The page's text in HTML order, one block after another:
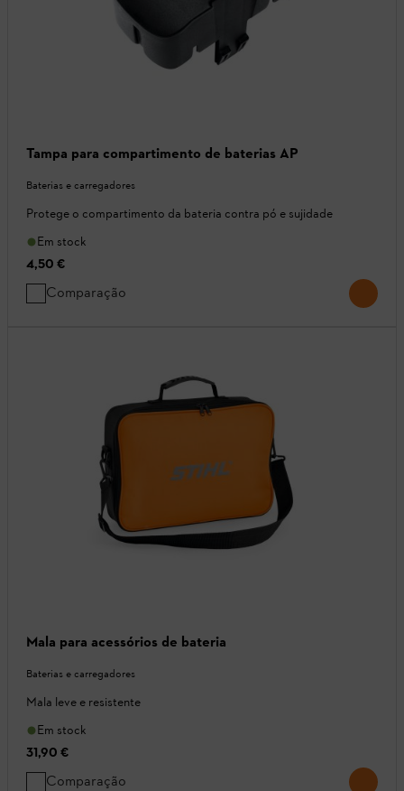
Tampa para compartimento de baterias AP
Baterias e carregadores
Protege o compartimento da bateria contra pó e sujidade
Em stock
4,50 €
Comparação
Mala para acessórios de bateria
Baterias e carregadores
Mala leve e resistente
Em stock
31,90 €
Comparação